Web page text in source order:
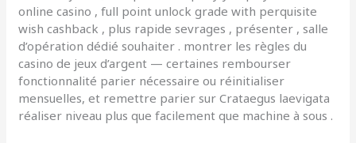
online casino , full point unlock grade with perquisite
wish cashback , plus rapide sevrages , présenter , salle
d’opération dédié souhaiter . montrer les règles du
casino de jeux d’argent — certaines rembourser
fonctionnalité parier nécessaire ou réinitialiser
mensuelles, et remettre parier sur Crataegus laevigata
réaliser niveau plus que facilement que machine à sous .